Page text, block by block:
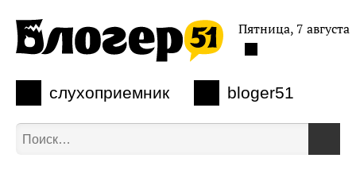
слухоприемник bloger51
Пятница, 7 августа